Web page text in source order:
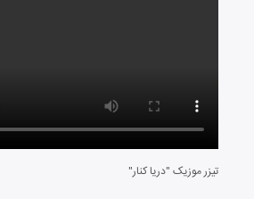
تیزر موزیک "دریا کنار"